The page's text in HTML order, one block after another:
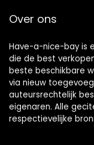
Over ons
Have-a-nice-bay is
die de best
beste beschikbare
via nieuw
auteursrechtelijk
eigenaren. Alle
respectievelijke